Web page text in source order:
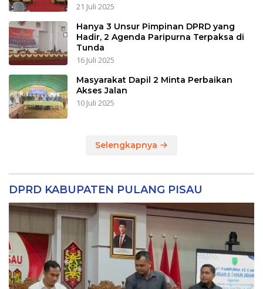
21 Juli 2025
Hanya 3 Unsur Pimpinan DPRD yang
Hadir, 2 Agenda Paripurna Terpaksa di
Tunda
16 Juli 2025
Masyarakat Dapil 2 Minta Perbaikan
Akses Jalan
10 Juli 2025
Selengkapnya
DPRD KABUPATEN PULANG PISAU